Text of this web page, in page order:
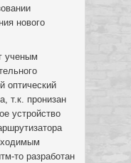
нового
ученым
оптический
т.к. пронизан
устройство
то разработан